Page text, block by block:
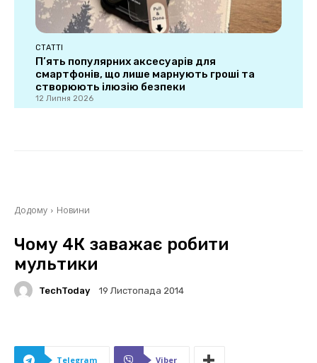
СТАТТІ
П’ять популярних аксесуарів для
смартфонів, що лише марнують гроші та
створюють ілюзію безпеки
12 Липня 2026